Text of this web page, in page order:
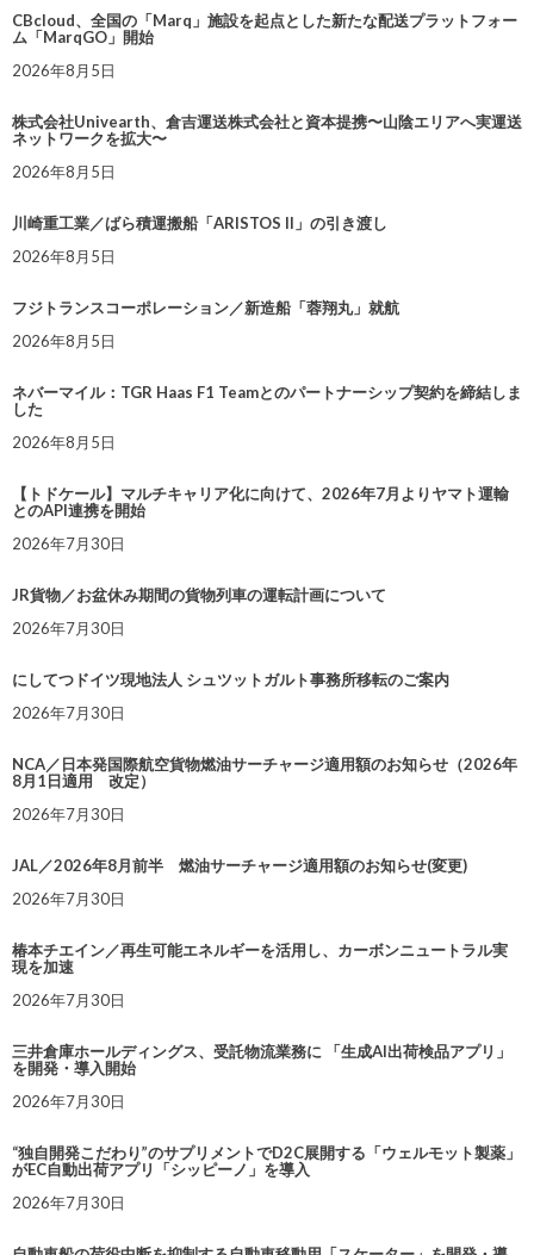
CBcloud、全国の「Marq」施設を起点とした新たな配送プラットフォー
ム「MarqGO」開始
2026年8月5日
株式会社Univearth、倉吉運送株式会社と資本提携〜山陰エリアへ実運送
ネットワークを拡大〜
2026年8月5日
川崎重工業／ばら積運搬船「ARISTOS II」の引き渡し
2026年8月5日
フジトランスコーポレーション／新造船「蓉翔丸」就航
2026年8月5日
ネバーマイル：TGR Haas F1 Teamとのパートナーシップ契約を締結しま
した
2026年8月5日
【トドケール】マルチキャリア化に向けて、2026年7月よりヤマト運輸
とのAPI連携を開始
2026年7月30日
JR貨物／お盆休み期間の貨物列車の運転計画について
2026年7月30日
にしてつドイツ現地法人 シュツットガルト事務所移転のご案内
2026年7月30日
NCA／日本発国際航空貨物燃油サーチャージ適用額のお知らせ（2026年
8月1日適用 改定）
2026年7月30日
JAL／2026年8月前半 燃油サーチャージ適用額のお知らせ(変更)
2026年7月30日
椿本チエイン／再生可能エネルギーを活用し、カーボンニュートラル実
現を加速
2026年7月30日
三井倉庫ホールディングス、受託物流業務に 「生成AI出荷検品アプリ」
を開発・導入開始
2026年7月30日
“独自開発こだわり”のサプリメントでD2C展開する「ウェルモット製薬」
がEC自動出荷アプリ「シッピーノ」を導入
2026年7月30日